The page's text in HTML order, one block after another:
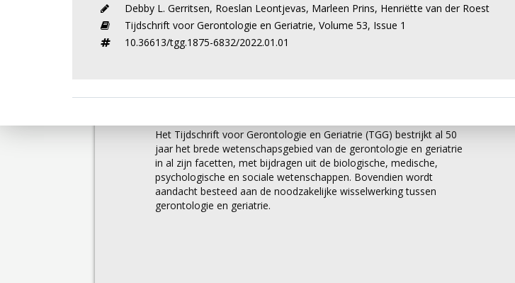
Debby L. Gerritsen, Roeslan Leontjevas, Marleen Prins, Henriëtte van der Roest
Tijdschrift voor Gerontologie en Geriatrie, Volume 53, Issue 1
10.36613/tgg.1875-6832/2022.01.01
Het Tijdschrift voor Gerontologie en Geriatrie (TGG) bestrijkt al 50
jaar het brede wetenschapsgebied van de gerontologie en geriatrie
in al zijn facetten, met bijdragen uit de biologische, medische,
psychologische en sociale wetenschappen. Bovendien wordt
aandacht besteed aan de noodzakelijke wisselwerking tussen
gerontologie en geriatrie.